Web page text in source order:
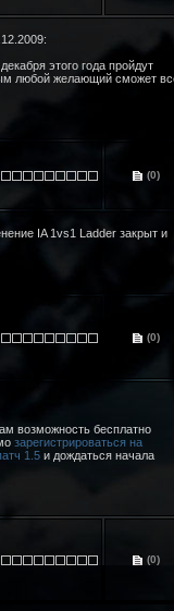
этого года пройдут
любой желающий сможет
(0)
IA 1vs1 Ladder закрыт и
(0)
возможность бесплатно
зарегистрироваться на
1.5 и дождаться начала
(0)